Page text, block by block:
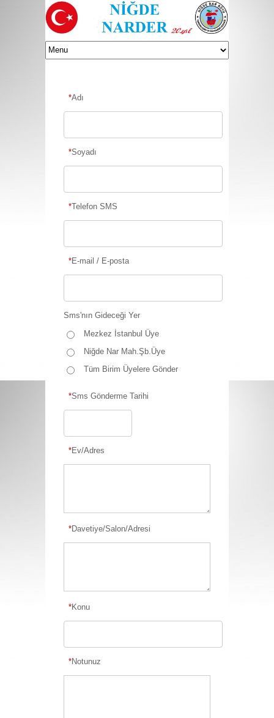
*Adı
*Soyadı
*Telefon SMS
*E-mail / E-posta
Sms'nın Gideceği Yer
Mezkez İstanbul Üye
Niğde Nar Mah.Şb.Üye
Tüm Birim Üyelere Gönder
*Sms Gönderme Tarihi
*Ev/Adres
*Davetiye/Salon/Adresi
*Konu
*Notunuz